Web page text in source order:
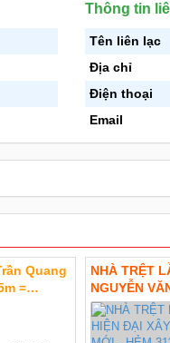
Thông tin
Tên liên lạc
Địa chỉ
Điện thoại
Email
Quang
NHÀ TRỆT
NGUYỄN
~ 100m2 Giá
thổ cư